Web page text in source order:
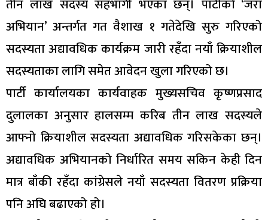
तीन लाख सदस्य सहभागी भएका छन्। पार्टीको ‘जरा
अभियान’ अन्तर्गत गत वैशाख १ गतेदेखि सुरु गरिएको
सदस्यता अद्यावधिक कार्यक्रम जारी रहँदा नयाँ क्रियाशील
सदस्यताका लागि समेत आवेदन खुला गरिएको छ।
पार्टी कार्यालयका कार्यवाहक मुख्यसचिव कृष्णप्रसाद
दुलालका अनुसार हालसम्म करिब तीन लाख सदस्यले
आफ्नो क्रियाशील सदस्यता अद्यावधिक गरिसकेका छन्।
अद्यावधिक अभियानको निर्धारित समय सकिन केही दिन
मात्र बाँकी रहँदा कांग्रेसले नयाँ सदस्यता वितरण प्रक्रिया
पनि अघि बढाएको हो।